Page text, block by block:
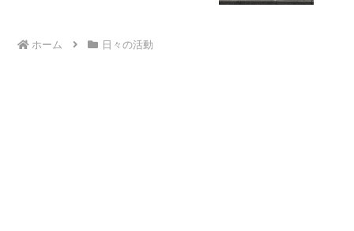
ホーム 日々の活動